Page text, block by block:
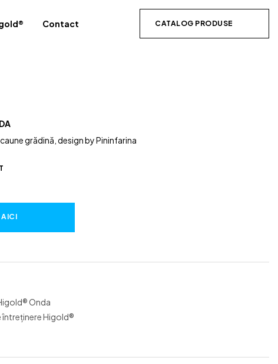
Contact CATALOG PRODUSE
grădină, design by Pininfarina
AICI
Onda
întreținere Higold®